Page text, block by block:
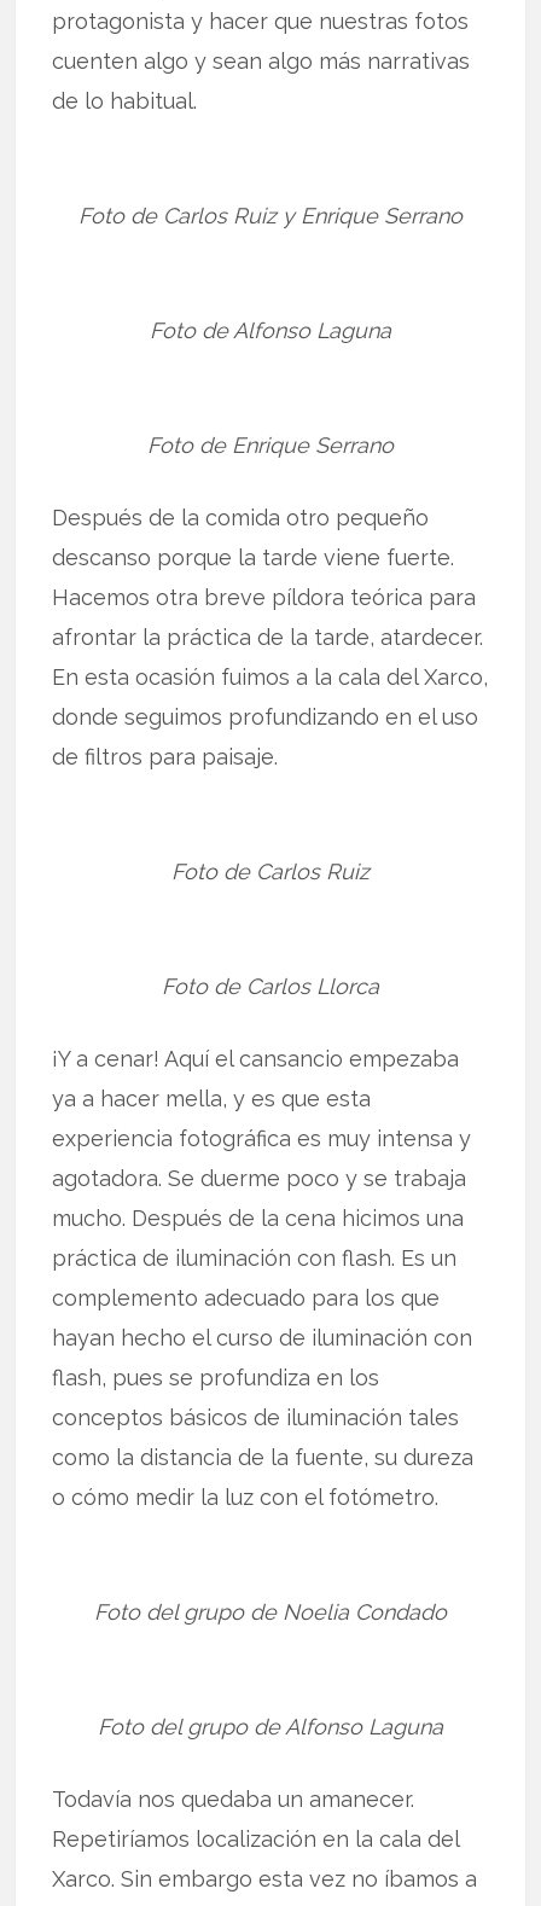
protagonista y hacer que nuestras fotos
cuenten algo y sean algo más narrativas
de lo habitual.
Foto de Carlos Ruiz y Enrique Serrano
Foto de Alfonso Laguna
Foto de Enrique Serrano
Después de la comida otro pequeño
descanso porque la tarde viene fuerte.
Hacemos otra breve píldora teórica para
afrontar la práctica de la tarde, atardecer.
En esta ocasión fuimos a la cala del Xarco,
donde seguimos profundizando en el uso
de filtros para paisaje.
Foto de Carlos Ruiz
Foto de Carlos Llorca
¡Y a cenar! Aquí el cansancio empezaba
ya a hacer mella, y es que esta
experiencia fotográfica es muy intensa y
agotadora. Se duerme poco y se trabaja
mucho. Después de la cena hicimos una
práctica de iluminación con flash. Es un
complemento adecuado para los que
hayan hecho el curso de iluminación con
flash, pues se profundiza en los
conceptos básicos de iluminación tales
como la distancia de la fuente, su dureza
o cómo medir la luz con el fotómetro.
Foto del grupo de Noelia Condado
Foto del grupo de Alfonso Laguna
Todavía nos quedaba un amanecer.
Repetiríamos localización en la cala del
Xarco. Sin embargo esta vez no íbamos a